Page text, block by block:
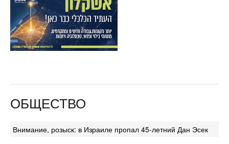
ОБЩЕСТВО
Внимание, розыск: в Израиле пропал 45-летний Дан Эсек